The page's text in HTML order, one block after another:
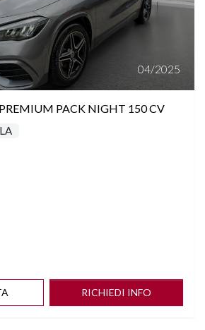
TEMPOMAT
AUTOMATICO CON SENSORE
PIEDE
MULTIFUNZIONE
04/2025
PACK NIGHT 150 CV
RICHIEDI INFO